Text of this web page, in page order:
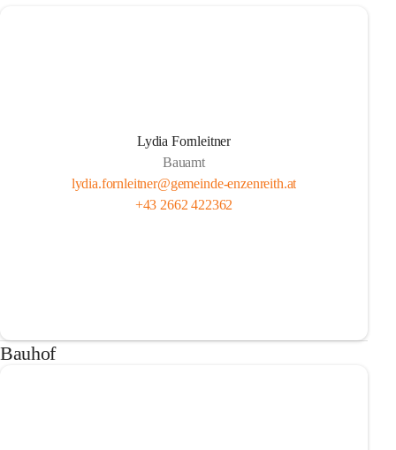
Lydia Fornleitner
Bauamt
lydia.fornleitner@gemeinde-enzenreith.at
+43 2662 422362
Bauhof